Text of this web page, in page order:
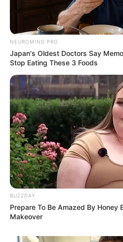
NEUROMIND PRO
Japan's Oldest Doctors Say
Stop Eating These 3 Foods
BUZZDAY
Prepare To Be Amazed By Honey
Makeover